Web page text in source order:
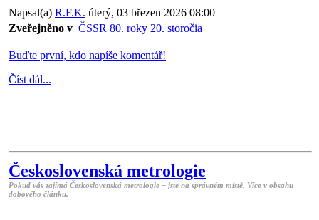
Napsal(a) R.F.K. úterý, 03 březen 2026 08:00
Zveřejněno v ČSSR 80. roky 20. storočia
Buďte první, kdo napíše komentář!
Číst dál...
Československá metrologie
Pokud vás zajímá Československá metrologie – jste na správném místě. Více v obsahu
dobového článku.